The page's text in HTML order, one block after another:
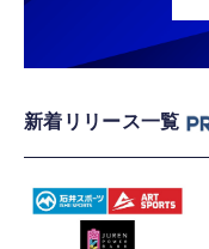
新着リリース一覧